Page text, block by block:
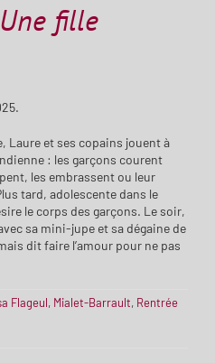
Une fille
Laure et ses copains jouent à
: les garçons courent
les embrassent ou leur
tard, adolescente dans le
le corps des garçons. Le soir,
sa mini-jupe et sa dégaine de
dit faire l’amour pour ne pas
Flageul, Mialet-Barrault, Rentrée